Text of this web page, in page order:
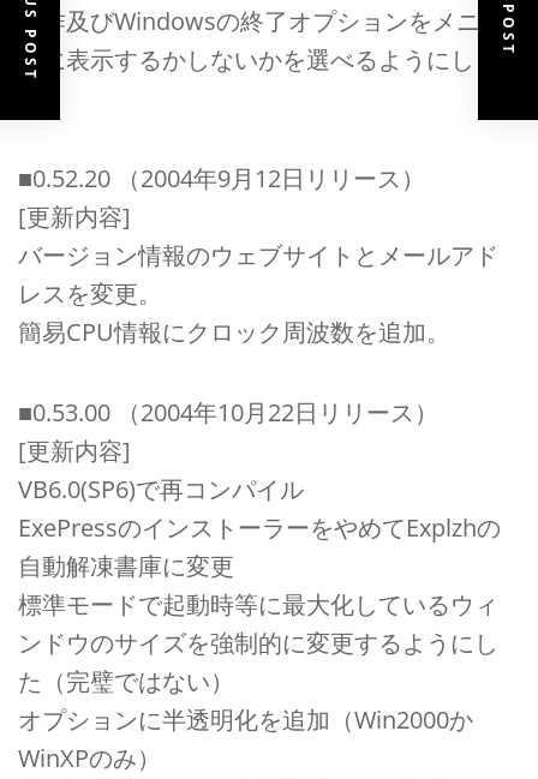
操作及びWindowsの終了オプションをメニュ
ーに表示するかしないかを選べるようにし
■0.52.20 （2004年9月12日リリース）
[更新内容]
バージョン情報のウェブサイトとメールアド
レスを変更。
簡易CPU情報にクロック周波数を追加。
■0.53.00 （2004年10月22日リリース）
[更新内容]
VB6.0(SP6)で再コンパイル
ExePressのインストーラーをやめてExplzhの
自動解凍書庫に変更
標準モードで起動時等に最大化しているウィ
ンドウのサイズを強制的に変更するようにし
た（完璧ではない）
オプションに半透明化を追加（Win2000か
WinXPのみ）